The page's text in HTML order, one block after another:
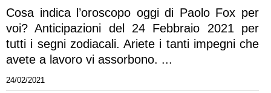
Cosa indica l’oroscopo oggi di Paolo Fox per
voi? Anticipazioni del 24 Febbraio 2021 per
tutti i segni zodiacali. Ariete i tanti impegni che
avete a lavoro vi assorbono. ...
24/02/2021